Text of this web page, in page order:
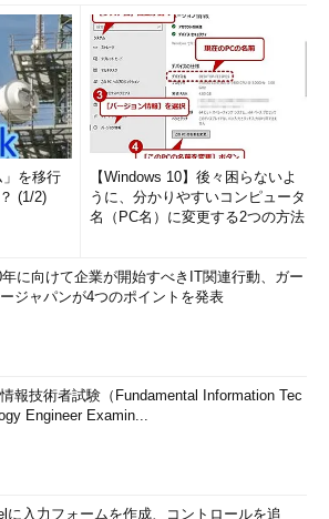
を移行
(1/2)
【Windows 10】後々困らないよ
うに、分かりやすいコンピュータ
名（PC名）に変更する2つの方法
年に向けて企業が開始すべきIT関連行動、ガー
ージャパンが4つのポイントを発表
報技術者試験（Fundamental Information Tec
Engineer Examin...
に入力フォームを作成、コントロールを追